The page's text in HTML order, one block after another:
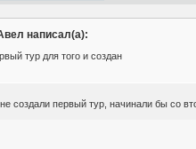
написал(а):
тур для того и создан
создали первый тур, начинали бы со